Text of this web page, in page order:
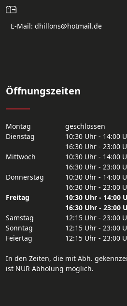
E-Mail: dhillons@hotmail.de
Öffnungszeiten
Montag
geschlossen
Dienstag
10:30 Uhr - 14:00
16:30 Uhr - 23:00
Mittwoch
10:30 Uhr - 14:00
16:30 Uhr - 23:00
Donnerstag
10:30 Uhr - 14:00
16:30 Uhr - 23:00
Freitag
10:30 Uhr - 14:00
16:30 Uhr - 23:00
Samstag
12:15 Uhr - 23:00
Sonntag
12:15 Uhr - 23:00
Feiertag
12:15 Uhr - 23:00
In den Zeiten, die mit Abh.
ist NUR Abholung möglich.